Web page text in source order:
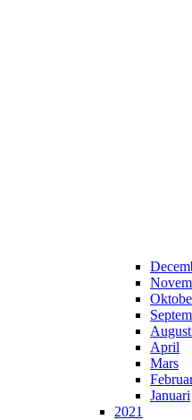
April
Mars
Januari
2021